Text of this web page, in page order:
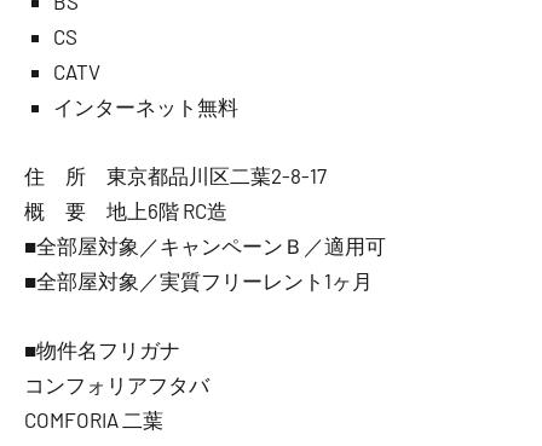
CS
CATV
インターネット無料
住 所 東京都品川区二葉2-8-17
概 要 地上6階 RC造
■全部屋対象／キャンペーンＢ／適用可
■全部屋対象／実質フリーレント1ヶ月
■物件名フリガナ
コンフォリアフタバ
COMFORIA 二葉